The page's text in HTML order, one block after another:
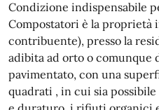
Condizione indispensabile
Compostatori è la proprietà
contribuente), presso la
adibita ad orto o comunque
pavimentato, con una
quadrati , in cui sia